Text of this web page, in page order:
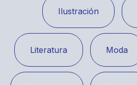
Ilustración
Literatura Moda